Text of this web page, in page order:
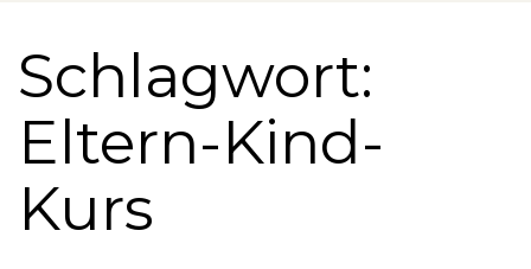
Schlagwort:
Eltern-Kind-
Kurs